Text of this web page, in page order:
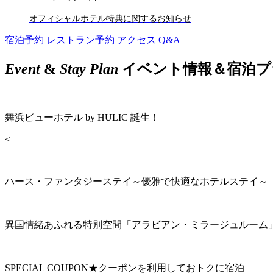
オフィシャルホテル特典に関するお知らせ
宿泊予約 レストラン予約 アクセス Q&A
Event& Stay Plan イベント情報＆宿泊
舞浜ビューホテル by HULIC 誕生！
<
ハース・ファンタジーステイ～優雅で快適なホテルステイ～
異国情緒あふれる特別空間「アラビアン・ミラージュルーム
SPECIAL COUPON★クーポンを利用しておトクに宿泊